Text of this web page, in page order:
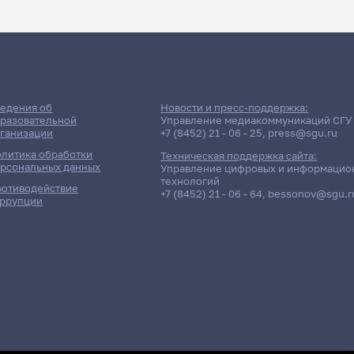
сессии: Юридический
Дневная форма обучения | 281 группа
об
обработки
данных
Новости и пресс-поддержка:
Управление медиакоммуникаций СГУ
+7 (8452) 21 - 06 - 25, press@sgu.ru
Техническая поддержка сайта:
Управление цифровых и
технологий
+7 (8452) 21 - 06 - 64,